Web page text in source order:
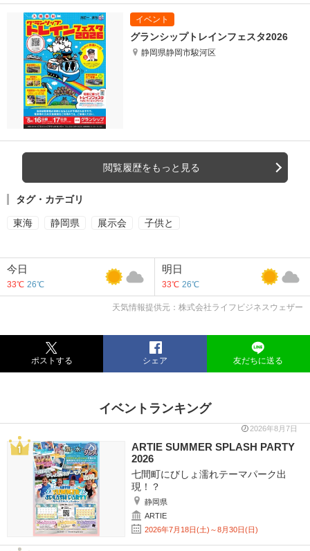
グランシップトレインフェスタ2026
静岡県静岡市駿河区
閲覧履歴をもっと見る
タグ・カテゴリ
東海 静岡県 展示会 子供と
今日
33℃ 26℃
明日
33℃ 26℃
天気情報提供元：株式会社ライフビジネスウェザー
ポストする シェア 友だちに送る
イベントランキング
2026年8月7日
ARTIE SUMMER SPLASH PARTY
2026
七間町にびしょ濡れテーマパーク出
現！？
静岡県
ARTIE
2026年7月18日(土)～8月30日(日)